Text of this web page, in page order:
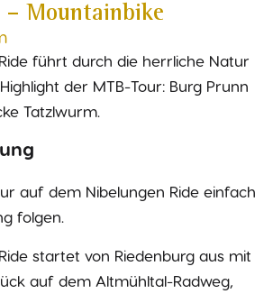
Mountainbike
führt durch die herrliche Natur
der MTB-Tour: Burg Prunn
Tatzlwurm.
auf dem Nibelungen Ride einfach
folgen.
startet von Riedenburg aus mit
auf dem Altmühltal-Radweg,